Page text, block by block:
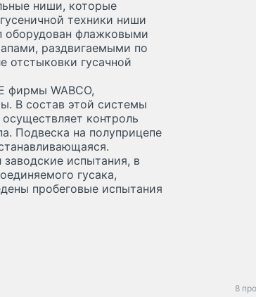
ниши, которые
техники ниши
оборудован флажковыми
раздвигаемыми по
отстыковки гусачной
фирмы WABCO,
В состав этой системы
контроль
Подвеска на полуприцепе
испытания, в
гусака,
пробеговые испытания
8